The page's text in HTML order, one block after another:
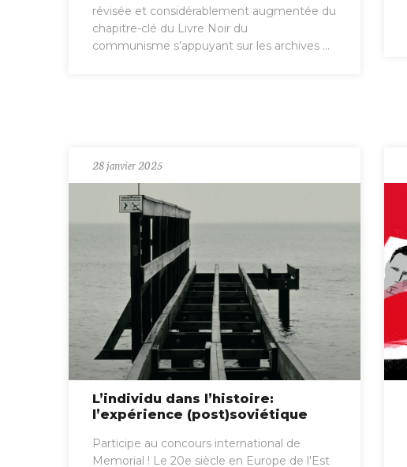
révisée et considérablement augmentée du
chapitre-clé du Livre Noir du
communisme s’appuyant sur les archives ...
28 janvier 2025
L’individu dans l’histoire:
l’expérience (post)soviétique
Participe au concours international de
Memorial ! Le 20e siècle en Europe de l'Est